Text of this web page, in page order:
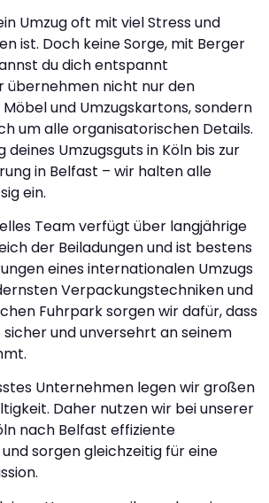
Umzug oft mit viel Stress und
ist. Doch keine Sorge, mit Berger
du dich entspannt
übernehmen nicht nur den
und Umzugskartons, sondern
um alle organisatorischen Details.
deines Umzugsguts in Köln bis zur
in Belfast – wir halten alle
ein.
Team verfügt über langjährige
der Beiladungen und ist bestens
eines internationalen Umzugs
Verpackungstechniken und
Fuhrpark sorgen wir dafür, dass
sicher und unversehrt an seinem
Unternehmen legen wir großen
Daher nutzen wir bei unserer
nach Belfast effiziente
sorgen gleichzeitig für eine